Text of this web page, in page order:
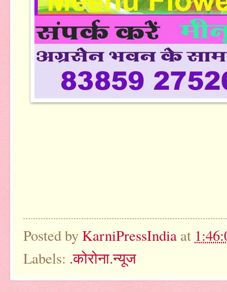
Posted by KarniPressIndia at
Labels: .कोरोना.न्यूज